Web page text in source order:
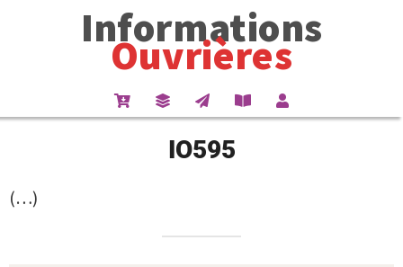
Informations
Ouvrières
IO595
(…)